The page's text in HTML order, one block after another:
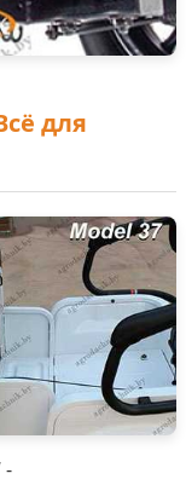
для
-